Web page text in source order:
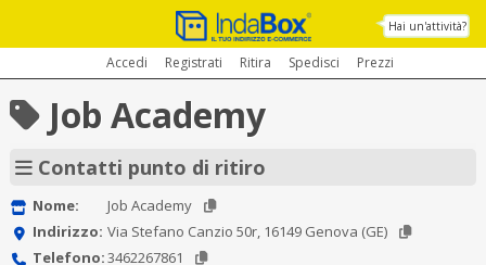
Hai un'attività?
Accedi Registrati Ritira Spedisci Prezzi
Job Academy
Contatti punto di ritiro
Nome:
Job Academy
Indirizzo: Via Stefano Canzio 50r, 16149 Genova (GE)
Telefono:3462267861